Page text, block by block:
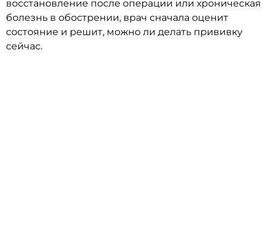
восстановление после операции или хроническая
болезнь в обострении, врач сначала оценит
состояние и решит, можно ли делать прививку
сейчас.